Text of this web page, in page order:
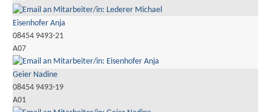
Eisenhofer Anja
08454 9493-21
A07
Geier Nadine
08454 9493-19
A01